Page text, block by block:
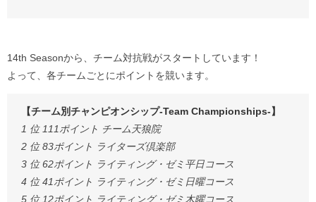
14th Seasonから、チーム対抗戦がスタートしています！
よって、各チームごとにポイントを競います。
【チーム別チャンピオンシップ-Team Championships-】
1 位 111ポイント チーム天狼院
2 位 83ポイント ライターズ倶楽部
3 位 62ポイント ライティング・ゼミ平日コース
4 位 41ポイント ライティング・ゼミ日曜コース
5 位 12ポイント ライティング・ゼミ木曜コース